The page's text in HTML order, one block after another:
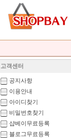
고객센터
공지사항
이용안내
아이디찾기
비밀번호찾기
샵베이무료등록
블로그무료등록